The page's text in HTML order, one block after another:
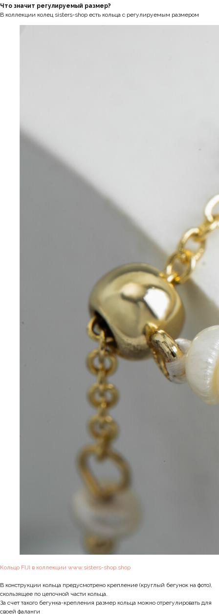
Что значит регулируемый размер?
В коллекции колец sisters-shop есть кольца с регулируемым размером
Кольцо FIJI в коллекции www.sisters-shop.shop
В конструкции кольца предусмотрено крепление (круглый бегунок на фото),
скользящее по цепочной части кольца.
За счет такого бегунка-крепления размер кольца можно отрегулировать для
своей фаланги